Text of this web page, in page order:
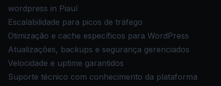
wordpress in Piauí
Escalabilidade para picos de tráfego
Otimização e cache específicos para WordPress
Atualizações, backups e segurança gerenciados
Velocidade e uptime garantidos
Suporte técnico com conhecimento da plataforma